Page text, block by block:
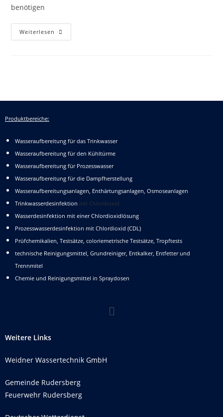
benötigen
Weiterlesen
Produktbereiche:
Wasseraufbereitung für das Trinkwasser
Wasseraufbereitung für den Kühltürme
Wasseraufbereitung für Prozesswasser
Wasseraufbereitung für die Dampfherstellung
Wasseraufbereitungsanlagen, Enthärtungsanlagen, Osmoseanlagen
Trinkwasserdesinfektion mit Chlordioxid
Wasserdesinfektion mit einer Chlordioxidlösung
Prozesswasserdesinfektion mit Chlordioxid (CDL)
Prüfchemikalien, Testsätze, coloriemetrische Testsätze, Tropftests
technische Reinigungsmittel, Grundreiniger, Entkalker, Entfetter und
Trennmitel
Chemie und Reinigungsmittel in Spraydosen
Weitere Links
Weidner Wassertechnik GmbH
Gemeinde Rudersberg
Feuerwehr Rudersberg